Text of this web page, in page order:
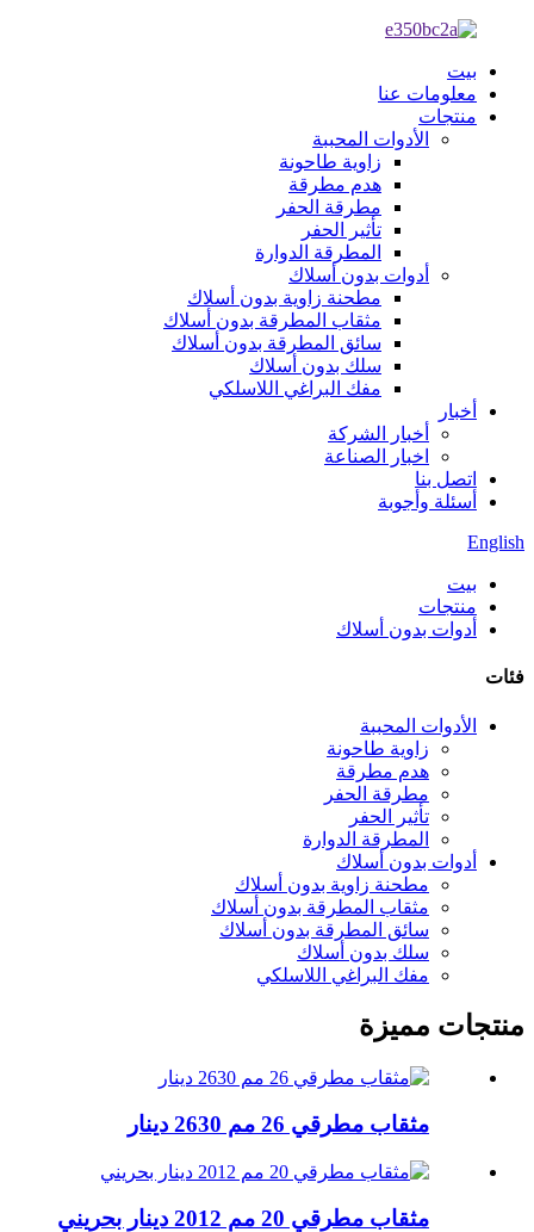
بيت
معلومات عنا
منتجات
الأدوات المحببة
زاوية طاحونة
هدم مطرقة
مطرقة الحفر
تأثير الحفر
المطرقة الدوارة
أدوات بدون أسلاك
مطحنة زاوية بدون أسلاك
مثقاب المطرقة بدون أسلاك
سائق المطرقة بدون أسلاك
سلك بدون أسلاك
مفك البراغي اللاسلكي
أخبار
أخبار الشركة
اخبار الصناعة
اتصل بنا
أسئلة وأجوبة
English
بيت
منتجات
أدوات بدون أسلاك
فئات
الأدوات المحببة
زاوية طاحونة
هدم مطرقة
مطرقة الحفر
تأثير الحفر
المطرقة الدوارة
أدوات بدون أسلاك
مطحنة زاوية بدون أسلاك
مثقاب المطرقة بدون أسلاك
سائق المطرقة بدون أسلاك
سلك بدون أسلاك
مفك البراغي اللاسلكي
منتجات مميزة
مثقاب مطرقي 26 مم 2630 دينار
مثقاب مطرقي 20 مم 2012 دينار بحريني